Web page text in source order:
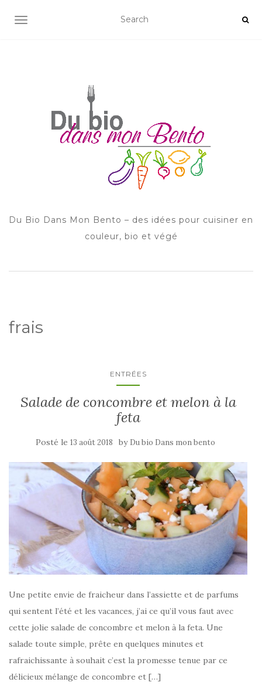
AFFICHER/MASQUER LA NAVIGATION
Du Bio Dans Mon Bento – des idées pour cuisiner en
couleur, bio et végé
frais
ENTRÉES
Salade de concombre et melon à la
feta
Posté le 13 août 2018 by Du bio Dans mon bento
Une petite envie de fraicheur dans l’assiette et de parfums
qui sentent l’été et les vacances, j’ai ce qu’il vous faut avec
cette jolie salade de concombre et melon à la feta. Une
salade toute simple, prête en quelques minutes et
rafraichissante à souhait c’est la promesse tenue par ce
délicieux mélange de concombre et […]